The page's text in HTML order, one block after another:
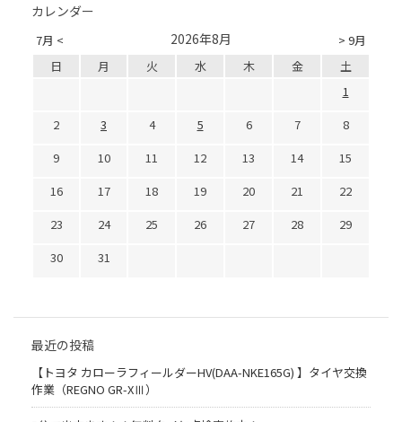
カレンダー
7月 < > 9月
2026年8月
日 月 火 水 木 金
土
1
2
3 4 5 6 7
8
9
10 11 12 13 14
15
16
17 18 19 20 21
22
23
24 25 26 27 28
29
30
31
最近の投稿
【トヨタ カローラフィールダーHV(DAA-NKE165G) 】タイヤ交換
作業（REGNO GR-XⅢ）